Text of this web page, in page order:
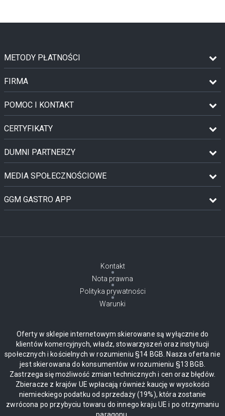
METODY PŁATNOŚCI
FIRMA
POMOC I KONTAKT
CERTYFIKATY
DUMNI PARTNERZY
MEDIA SPOŁECZNOŚCIOWE
GGM GASTRO APP
Kontakt
Nota prawna
Polityka prywatności
Warunki
Oferty w sklepie internetowym skierowane są wyłącznie do
klientów komercyjnych, władz, stowarzyszeń oraz instytucji
społecznych i kościelnych w rozumieniu §14 BGB. Nasza oferta nie
jest skierowana do konsumentów w rozumieniu §13 BGB.
Zastrzega się możliwość zmian technicznych i cen oraz błędów.
Zbieracze z krajów UE wpłacają również kaucję w wysokości
niemieckiego podatku od sprzedaży (19%), która zostanie
zwrócona po przybyciu towaru do innego kraju UE i po otrzymaniu